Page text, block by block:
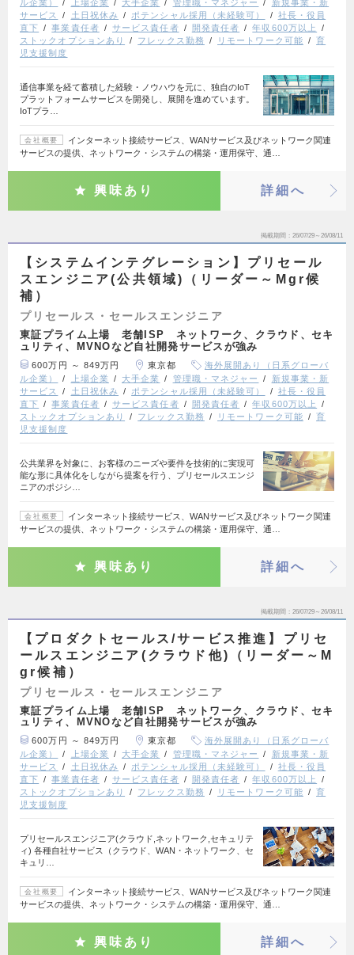
ル企業） 上場企業 大手企業 管理職・マネジャー
新規事業・新
サービス
土日祝休み ポテンシャル採用（未経験可）
社長・役員
直下
事業責任者 サービス責任者 開発責任者
年収600万以上
ストックオプションあり
フレックス勤務 リモートワーク可能
育
児支援制度
通信事業を経て蓄積した経験・ノウハウを元に、独自のIoT
プラットフォームサービスを開発し、展開を進めています。
IoTプラ…
会社概要
インターネット接続サービス、WANサービス及びネットワーク関連
サービスの提供、ネットワーク・システムの構築・運用保守、通…
興味あり 詳細へ
掲載期間 26/07/29～26/08/11
【システムインテグレーション】プリセール
スエンジニア(公共領域)（リーダー～Mgr候
補）
プリセールス・セールスエンジニア
東証プライム上場 老舗ISP ネットワーク、クラウド、セキ
ュリティ、MVNOなど自社開発サービスが強み
600万円 ～ 849万円 東京都
海外展開あり（日系グローバ
ル企業）
上場企業 大手企業 管理職・マネジャー
新規事業・新
サービス
土日祝休み ポテンシャル採用（未経験可）
社長・役員
直下
事業責任者 サービス責任者 開発責任者
年収600万以上
ストックオプションあり
フレックス勤務 リモートワーク可能
育
児支援制度
公共業界を対象に、お客様のニーズや要件を技術的に実現可
能な形に具体化をしながら提案を行う、プリセールスエンジ
ニアのポジシ…
会社概要
インターネット接続サービス、WANサービス及びネットワーク関連
サービスの提供、ネットワーク・システムの構築・運用保守、通…
興味あり 詳細へ
掲載期間 26/07/29～26/08/11
【プロダクトセールス/サービス推進】プリセ
ールスエンジニア(クラウド他)（リーダー～M
gr候補）
プリセールス・セールスエンジニア
東証プライム上場 老舗ISP ネットワーク、クラウド、セキ
ュリティ、MVNOなど自社開発サービスが強み
600万円 ～ 849万円 東京都
海外展開あり（日系グローバ
ル企業）
上場企業 大手企業 管理職・マネジャー
新規事業・新
サービス
土日祝休み ポテンシャル採用（未経験可）
社長・役員
直下
事業責任者 サービス責任者 開発責任者
年収600万以上
ストックオプションあり
フレックス勤務 リモートワーク可能
育
児支援制度
プリセールスエンジニア(クラウド,ネットワーク,セキュリテ
ィ) 各種自社サービス（クラウド、WAN・ネットワーク、セ
キュリ…
会社概要
インターネット接続サービス、WANサービス及びネットワーク関連
サービスの提供、ネットワーク・システムの構築・運用保守、通…
興味あり 詳細へ